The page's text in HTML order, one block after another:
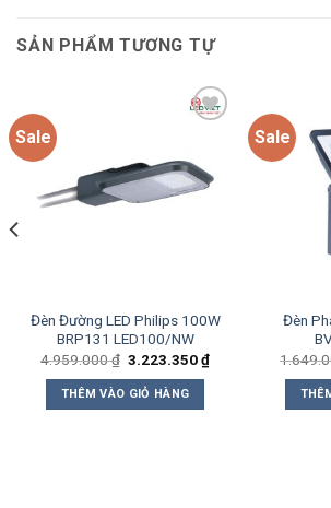
SẢN PHẨM TƯƠNG TỰ
Sale
Add to
wishlist
Đèn Đường LED Philips 100W
BRP131 LED100/NW
4.959.000₫ Giá
là:
4.959.000 ₫.
3.223.350₫Giá
3.223.350 ₫.
THÊM VÀO GIỎ HÀNG
Sale
Đèn
₫.